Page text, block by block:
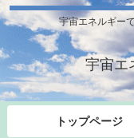
宇宙エネルギー
宇宙エ
トップページ